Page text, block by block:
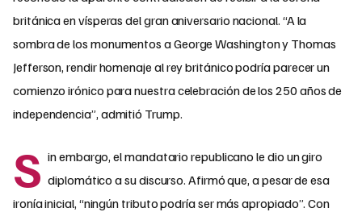
británica en vísperas del gran aniversario nacional. “A la
sombra de los monumentos a George Washington y Thomas
Jefferson, rendir homenaje al rey británico podría parecer un
comienzo irónico para nuestra celebración de los 250 años de
independencia”, admitió Trump.
S in embargo, el mandatario republicano le dio un giro
diplomático a su discurso. Afirmó que, a pesar de esa
ironía inicial, “ningún tributo podría ser más apropiado”. Con